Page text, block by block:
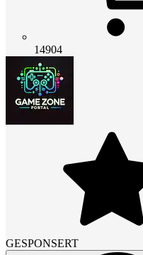
14904
GESPONSERT